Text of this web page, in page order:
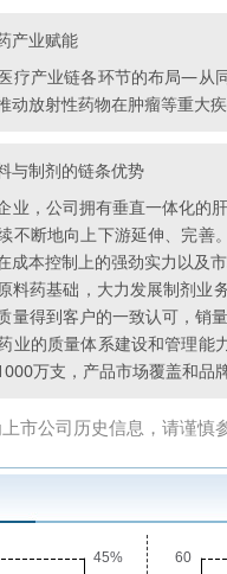
产业赋能
疗产业链各环节的布局—从
动放射性药物在肿瘤等重大
与制剂的链条优势
业，公司拥有垂直一体化的
不断地向上下游延伸、完善
成本控制上的强劲实力以及
料药基础，大力发展制剂业
量得到客户的一致认可，销
业的质量体系建设和管理能
万支，产品市场覆盖和品
市公司历史信息，请谨慎